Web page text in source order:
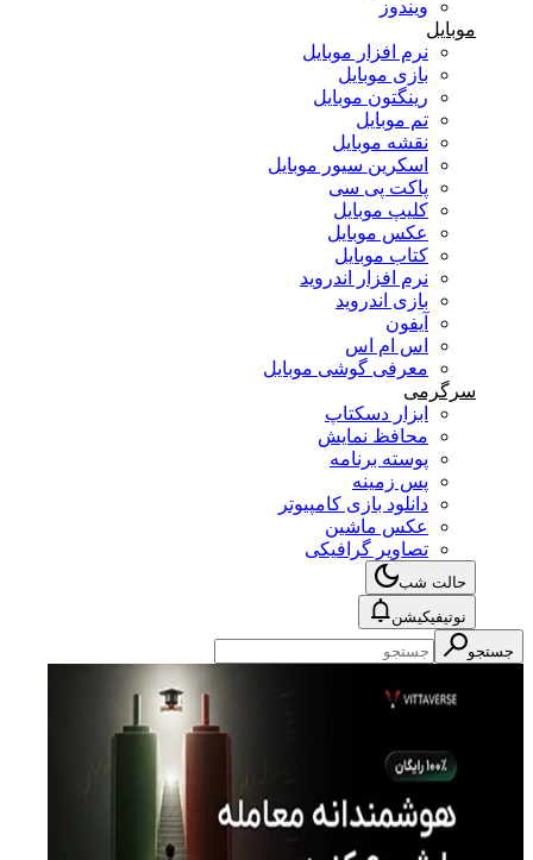
ویندوز
موبایل
نرم افزار موبایل
بازی موبایل
رینگتون موبایل
تم موبایل
نقشه موبایل
اسکرین سیور موبایل
پاکت پی سی
کلیپ موبایل
عکس موبایل
کتاب موبایل
نرم افزار اندروید
بازی اندروید
آیفون
اس ام اس
معرفی گوشی موبایل
سرگرمی
ابزار دسکتاپ
محافظ نمایش
پوسته برنامه
پس زمینه
دانلود بازی کامپیوتر
عکس ماشین
تصاویر گرافیکی
حالت شب
نوتیفیکیشن
جستجو